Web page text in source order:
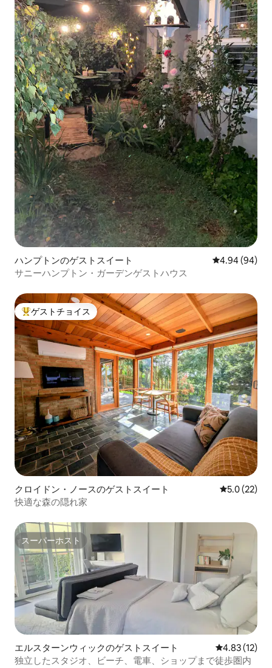
ハンプトンのゲストスイート レビュー94件
4.94 (94)
サニーハンプトン・ガーデンゲストハウス
大好評のゲストチョイスです。
ゲストチョイス
クロイドン・ノースのゲストスイート レビュー22
5.0 (22)
快適な森の隠れ家
スーパーホスト
スーパーホスト
エルスターンウィックのゲストスイート レビュー12
4.83 (12)
独立したスタジオ、ビーチ、電車、ショップまで徒歩圏内